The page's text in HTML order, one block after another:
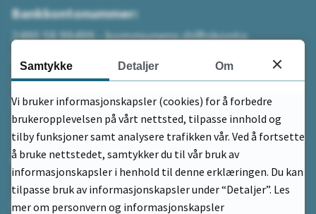
Bankkontonummer:
2480 58 99499 - kommunens driftskonto
betaling uten KID
2480.59.59599 - på faktura fra kommunen
betaling med KID
Adresse
Postadresse:
Samtykke Detaljer Om
Vi bruker informasjonskapsler (cookies) for å forbedre
brukeropplevelsen på vårt nettsted, tilpasse innhold og
tilby funksjoner samt analysere trafikken vår. Ved å fortsette
å bruke nettstedet, samtykker du til vår bruk av
informasjonskapsler i henhold til denne erklæringen. Du kan
tilpasse bruk av informasjonskapsler under “Detaljer”. Les
mer om personvern og informasjonskapsler